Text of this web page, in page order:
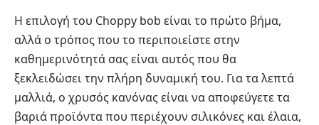
Η επιλογή του Choppy bob είναι το πρώτο βήμα,
αλλά ο τρόπος που το περιποιείστε στην
καθημερινότητά σας είναι αυτός που θα
ξεκλειδώσει την πλήρη δυναμική του. Για τα λεπτά
μαλλιά, ο χρυσός κανόνας είναι να αποφεύγετε τα
βαριά προϊόντα που περιέχουν σιλικόνες και έλαια,